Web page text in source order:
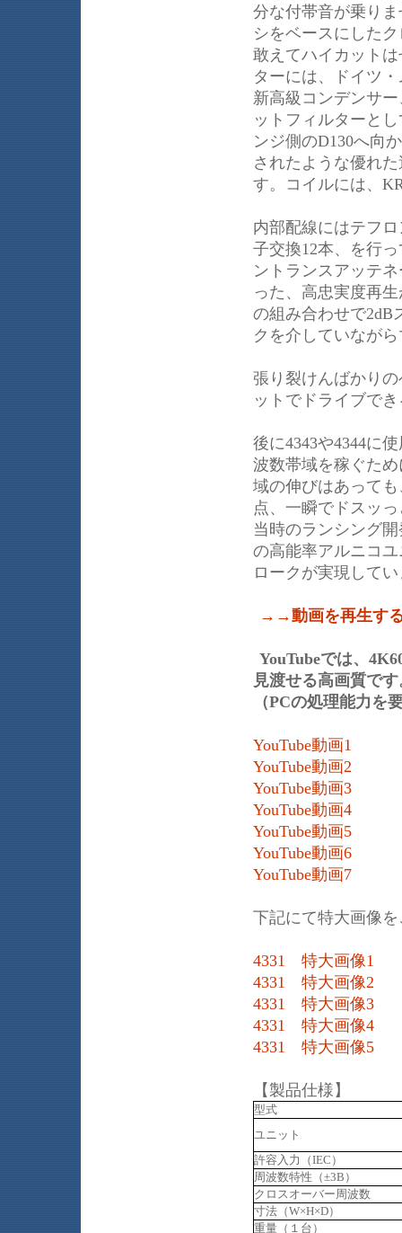
分な付帯音が乗り
シをベースにした
敢えてハイカット
ターには、ドイツ
新高級コンデンサー
ットフィルターと
ンジ側のD130へ向
されたような優れ
す。コイルには、
内部配線にはテフ
子交換12本、を行
ントランスアッテ
った、高忠実度再
の組み合わせで2dB
クを介していなが
張り裂けんばかり
ットでドライブで
後に4343や4344に
波数帯域を稼ぐた
域の伸びはあって
点、一瞬でドスッ
当時のランシング
の高能率アルニコ
ロークが実現して
→→動画を再生す
YouTubeでは、
見渡せる高画質で
（PCの処理能力を
YouTube動画1
YouTube動画2
YouTube動画3
YouTube動画4
YouTube動画5
YouTube動画6
YouTube動画7
下記にて特大画像
4331 特大画像1
4331 特大画像2
4331 特大画像3
4331 特大画像4
4331 特大画像5
【製品仕様】
型式
ユニット
許容入力（IEC）
周波数特性（±3B）
クロスオーバー周波数
寸法（W×H×D）
重量（１台）